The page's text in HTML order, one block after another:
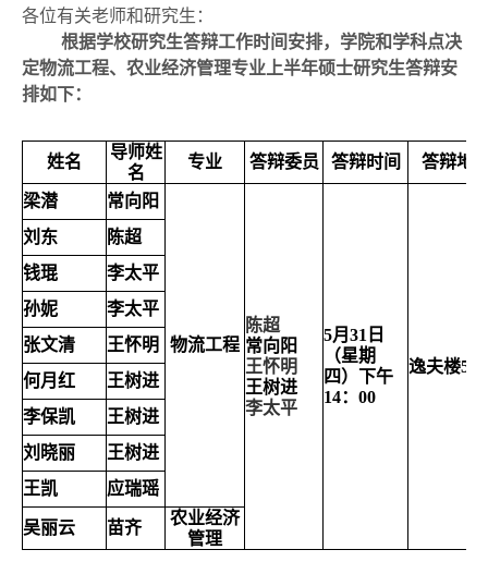
各位有关老师和研究生：
根据学校研究生答辩工作时间安排，学院和学科点决
定物流工程、农业经济管理专业上半年硕士研究生答辩安
排如下：
姓名
导师姓
名
专业 答辩委员 答辩时间 答辩地
梁潜 常向阳
物流工程
陈超
常向阳
王怀明
王树进
李太平
5月 31 日
（星期
四）下午
14： 00
逸夫楼
刘东
陈超
钱琨
李太平
孙妮
李太平
张文清
王怀明
何月红
王树进
李保凯
王树进
刘晓丽
王树进
王凯
应瑞瑶
吴丽云 苗齐
农业经济
管理